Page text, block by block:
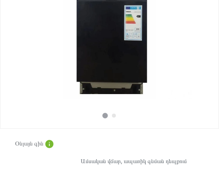
Օնլայն գին
Ամսական վճար, ապառիկ գնման դեպքում